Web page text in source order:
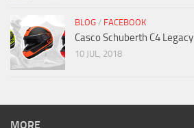
BLOG / FACEBOOK
Casco Schuberth C4 Legacy
10 JUL, 2018
MORE